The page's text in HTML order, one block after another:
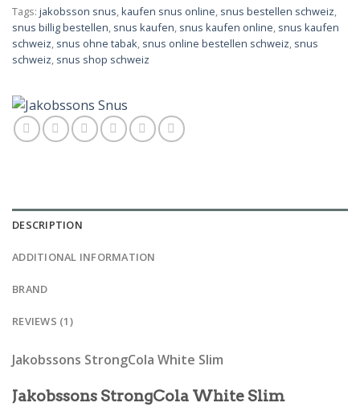
Tags: jakobsson snus,kaufen snus online, snus bestellen schweiz,
snus billig bestellen, snus kaufen, snus kaufen online, snus kaufen
schweiz, snus ohne tabak, snus online bestellen schweiz, snus
schweiz, snus shop schweiz
DESCRIPTION
ADDITIONAL INFORMATION
BRAND
REVIEWS (1)
Jakobssons StrongCola White Slim
Jakobssons StrongCola White Slim